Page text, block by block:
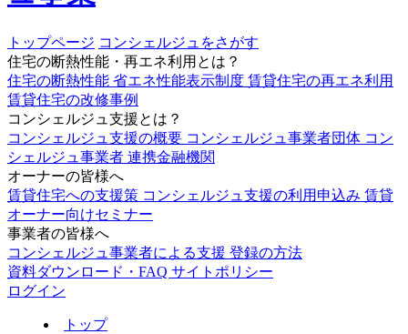
トップページ コンシェルジュをさがす
住宅の断熱性能・再エネ利用とは？
住宅の断熱性能 省エネ性能表示制度 賃貸住宅の再エネ利用
賃貸住宅の改修事例
コンシェルジュ支援とは？
コンシェルジュ支援の概要 コンシェルジュ事業者団体 コン
シェルジュ事業者 連携金融機関
オーナーの皆様へ
賃貸住宅への支援策 コンシェルジュ支援の利用申込み 賃貸
オーナー向けセミナー
事業者の皆様へ
コンシェルジュ事業者による支援 登録の方法
資料ダウンロード・FAQ サイトポリシー
ログイン
トップ